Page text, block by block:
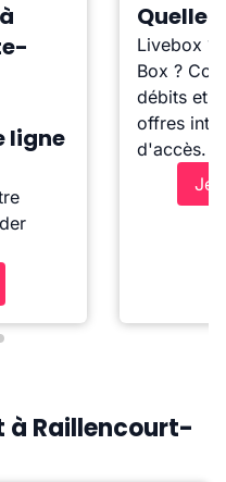
ligne
Quelle
Livebox ?
Box ?
débits et
offres
d'accès.
Je
à Raillencourt-